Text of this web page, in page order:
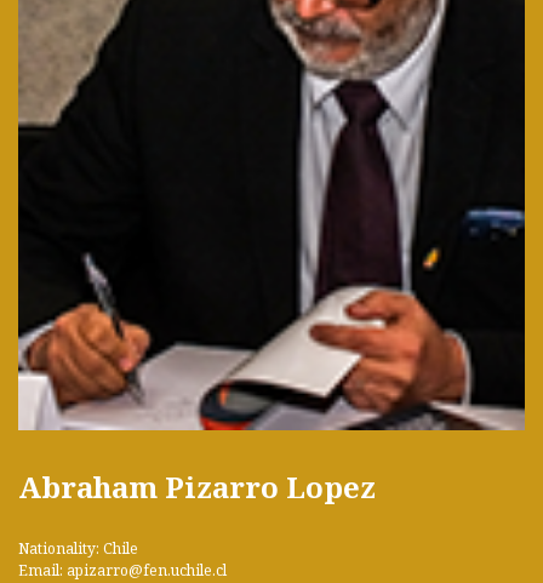
Abraham Pizarro Lopez
Nationality: Chile
Email: apizarro@fen.uchile.cl